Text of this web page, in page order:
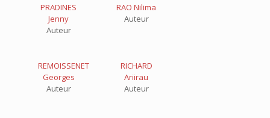
PRADINES
Jenny
Auteur
RAO Nilima
Auteur
REMOISSENET
Georges
Auteur
RICHARD
Ariirau
Auteur